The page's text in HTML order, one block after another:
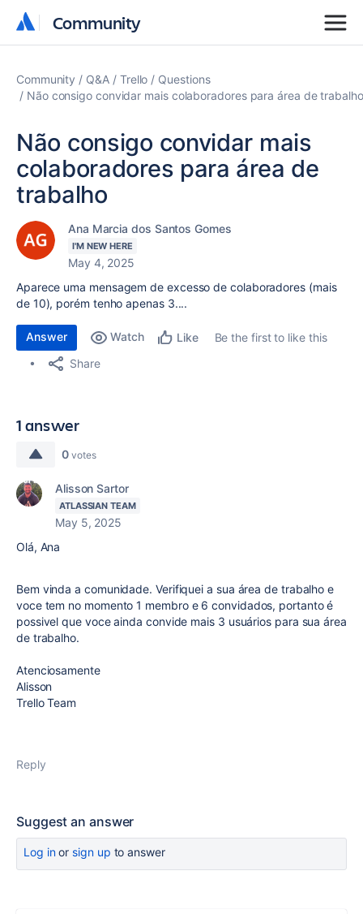
Community
Community
Community Q&A Trello
Questions
Não consigo convidar mais colaboradores para área de trabalho
Não consigo convidar mais
colaboradores para área de
trabalho
Ana Marcia dos Santos Gomes
I'M NEW HERE
May 4, 2025
Aparece uma mensagem de excesso de colaboradores (mais
de 10), porém tenho apenas 3....
Answer Watch Like
Be the first to like this
Share
1 answer
0 votes
Alisson Sartor
ATLASSIAN TEAM
May 5, 2025
Olá, Ana
Bem vinda a comunidade. Verifiquei a sua área de trabalho e
voce tem no momento 1 membro e 6 convidados, portanto é
possivel que voce ainda convide mais 3 usuários para sua área
de trabalho.
Atenciosamente
Alisson
Trello Team
Reply
Suggest an answer
Log inor sign up to answer